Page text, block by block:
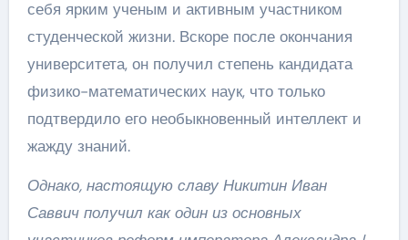
себя ярким ученым и активным участником
студенческой жизни. Вскоре после окончания
университета, он получил степень кандидата
физико-математических наук, что только
подтвердило его необыкновенный интеллект и
жажду знаний.
Однако, настоящую славу Никитин Иван
Саввич получил как один из основных